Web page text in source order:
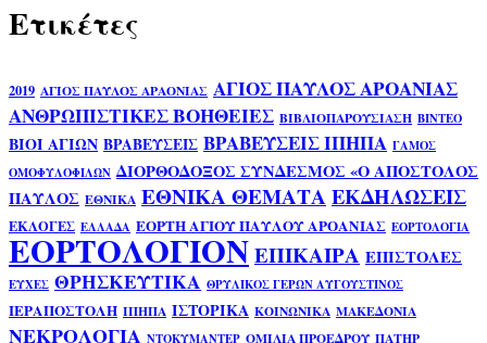
Ετικέτες
2019 ΑΓΙΟΣ ΠΑΥΛΟΣ ΑΡΑΟΝΙΑΣ ΑΓΙΟΣ ΠΑΥΛΟΣ ΑΡΟΑΝΙΑΣ
ΑΝΘΡΩΠΙΣΤΙΚΕΣ ΒΟΗΘΕΙΕΣ ΒΙΒΛΙΟΠΑΡΟΥΣΙΑΣΗ ΒΙΝΤΕΟ
ΒΙΟΙ ΑΓΙΩΝ ΒΡΑΒΕΥΣΕΙΣ ΒΡΑΒΕΥΣΕΙΣ ΙΠΗΠΑ ΓΑΜΟΣ
ΟΜΟΦΥΛΟΦΙΛΩΝ ΔΙΟΡΘΟΔΟΞΟΣ ΣΥΝΔΕΣΜΟΣ «Ο ΑΠΟΣΤΟΛΟΣ
ΠΑΥΛΟΣ ΕΘΝΙΚΑ ΕΘΝΙΚΑ ΘΕΜΑΤΑΕΚΔΗΛΩΣΕΙΣ
ΕΚΛΟΓΕΣ ΕΛΛΑΔΑ ΕΟΡΤΗ ΑΓΙΟΥ ΠΑΥΛΟΥ ΑΡΟΑΝΙΑΣ ΕΟΡΤΟΛΟΓΙΑ
ΕΟΡΤΟΛΟΓΙΟΝΕΠΙΚΑΙΡΑ ΕΠΙΣΤΟΛΕΣ
ΕΥΧΕΣ ΘΡΗΣΚΕΥΤΙΚΑ ΘΡΥΛΙΚΟΣ ΓΕΡΩΝ ΑΥΓΟΥΣΤΙΝΟΣ
ΙΕΡΑΠΟΣΤΟΛΗ ΙΠΗΠΑ ΙΣΤΟΡΙΚΑ ΚΟΙΝΩΝΙΚΑ ΜΑΚΕΔΟΝΙΑ
ΝΕΚΡΟΛΟΓΙΑ ΝΤΟΚΥΜΑΝΤΕΡ ΟΜΙΛΙΑ ΠΡΟΕΔΡΟΥ ΠΑΤΗΡ